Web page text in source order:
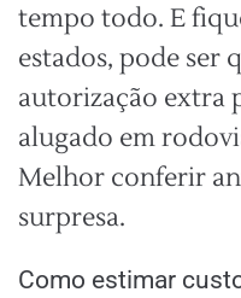
tempo todo. E
estados, pode ser
autorização extra
alugado em
Melhor conferir
surpresa.
Como estimar